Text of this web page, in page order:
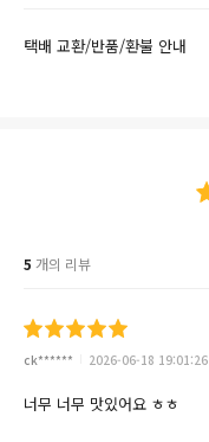
택배 교환/반품/환불 안내
5 개의 리뷰
ck****** 2026-06-18 19:01:26
너무 너무 맛있어요 ㅎㅎ